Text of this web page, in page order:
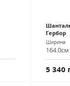
Гербор
Ширина
164.0см
5 340